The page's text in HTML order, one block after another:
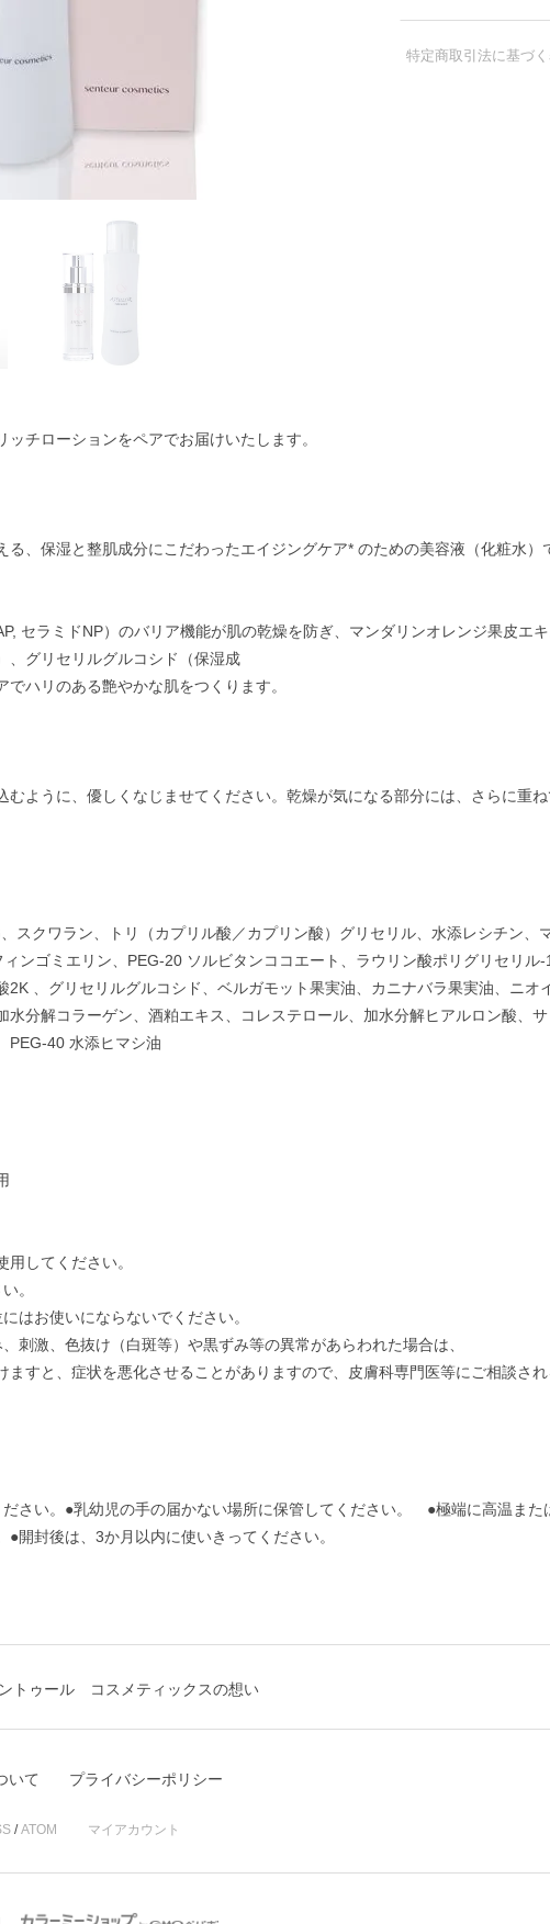
特定商取引法に基づく
チローションをペアでお届けいたします。
、保湿と整肌成分にこだわったエイジングケア* のための美容液（化粧水）
ラミドNP）のバリア機能が肌の乾燥を防ぎ、マンダリンオレンジ果皮エ
、グリセリルグルコシド（保湿成
ハリのある艶やかな肌をつくります。
ように、優しくなじませてください。乾燥が気になる部分には、さらに重ね
スクワラン、トリ（カプリル酸／カプリン酸）グリセリル、水添レシチン、
ンゴミエリン、PEG-20 ソルビタンココエート、ラウリン酸ポリグリセリル
2K 、グリセリルグルコシド、ベルガモット果実油、カニナバラ果実油、ニオ
分解コラーゲン、酒粕エキス、コレステロール、加水分解ヒアルロン酸、
PEG-40 水添ヒマシ油
してください。
。
はお使いにならないでください。
刺激、色抜け（白斑等）や黒ずみ等の異常があらわれた場合は、
すと、症状を悪化させることがありますので、皮膚科専門医等にご相談さ
さい。●乳幼児の手の届かない場所に保管してください。 ●極端に高温また
開封後は、3か月以内に使いきってください。
トゥール コスメティックスの想い
いて プライバシーポリシー
/ATOM マイアカウント